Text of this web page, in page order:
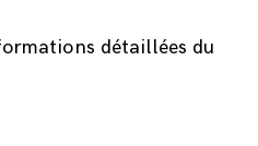
détaillées du